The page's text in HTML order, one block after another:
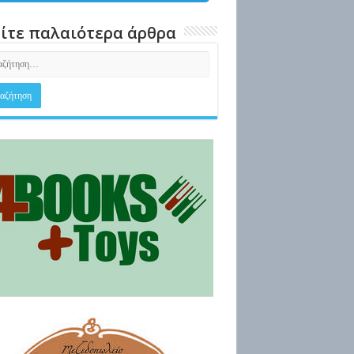
παλαιότερα άρθρα